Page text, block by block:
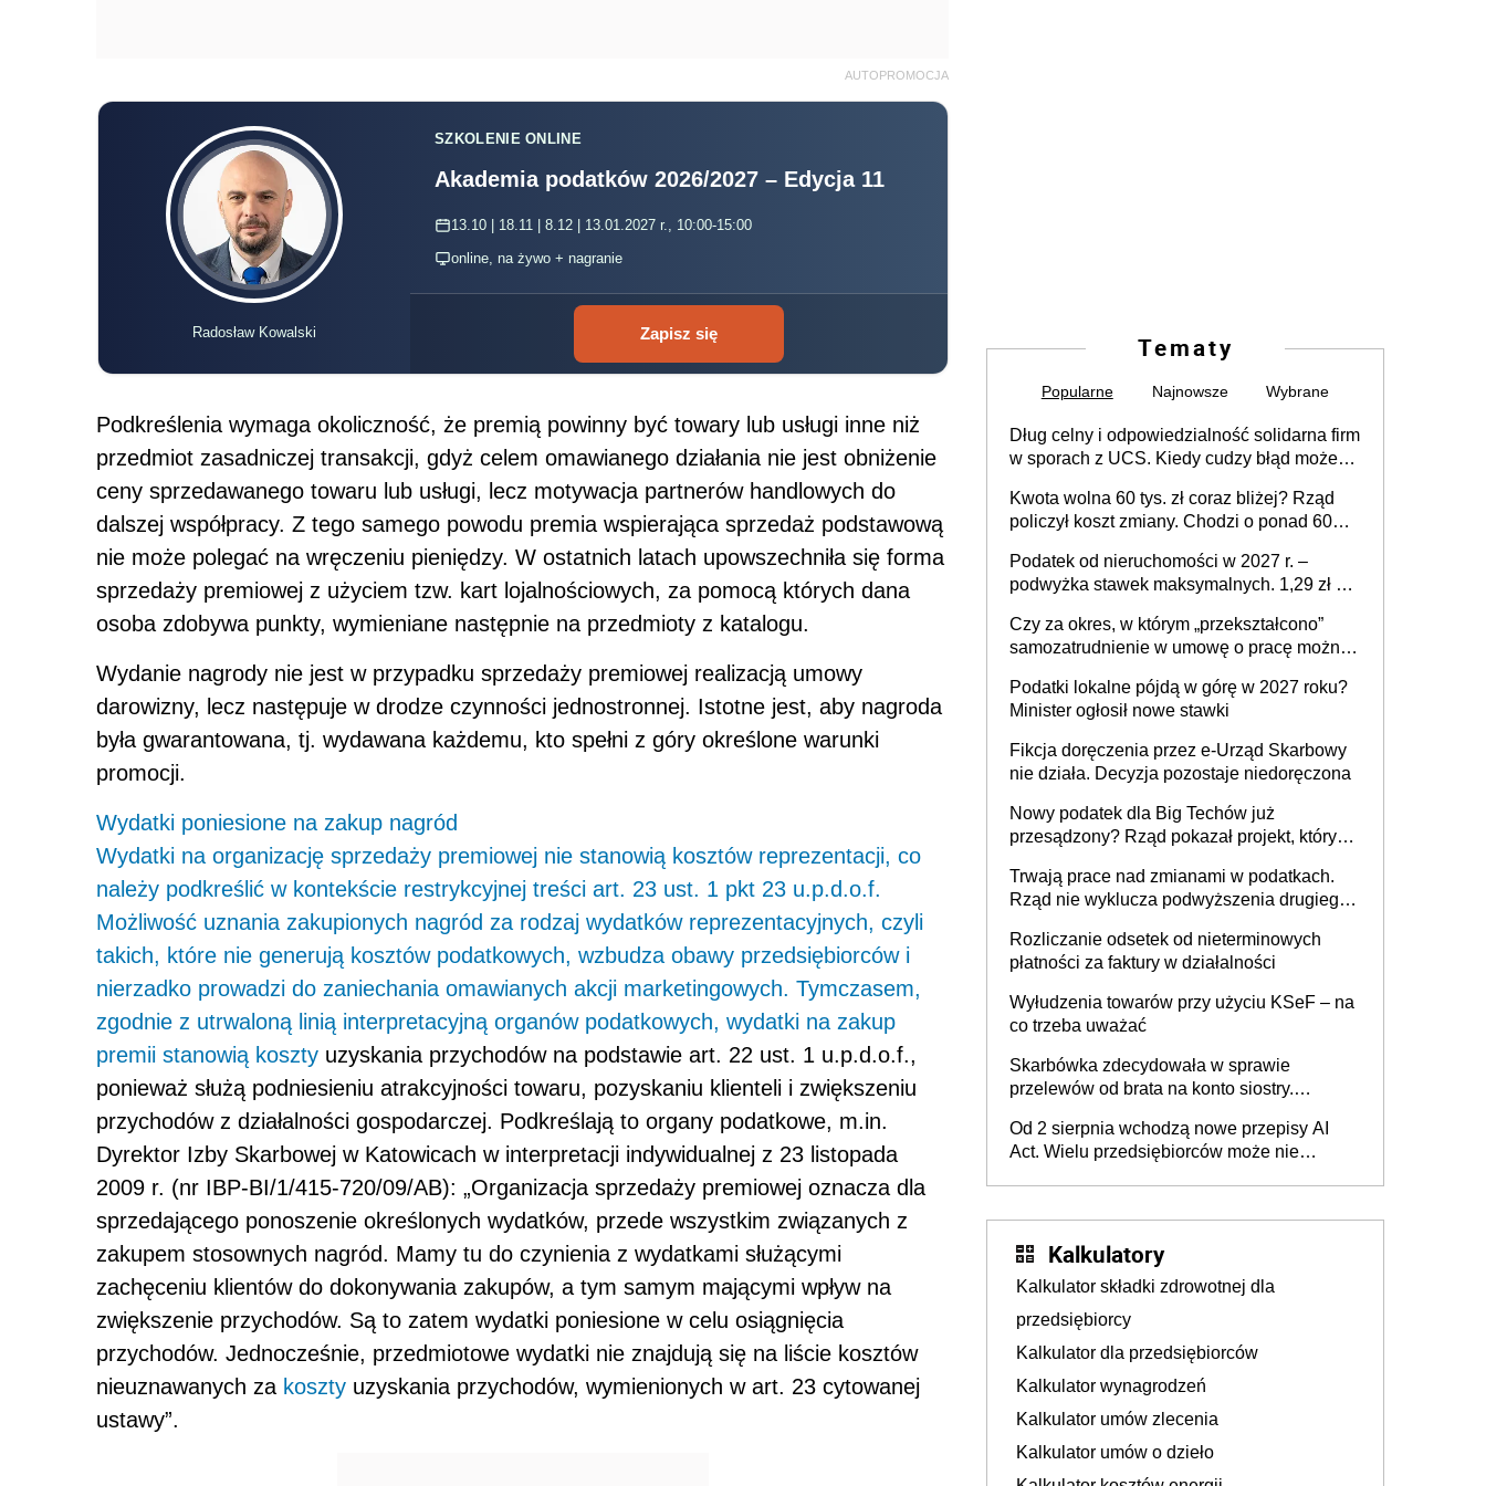
AUTOPROMOCJA
Radosław Kowalski
SZKOLENIE ONLINE
Akademia podatków 2026/2027 – Edycja 11
13.10 | 18.11 | 8.12 | 13.01.2027 r., 10:00-15:00
online, na żywo + nagranie
Zapisz się
Podkreślenia wymaga okoliczność, że premią powinny być towary lub usługi inne niż
przedmiot zasadniczej transakcji, gdyż celem omawianego działania nie jest obniżenie
ceny sprzedawanego towaru lub usługi, lecz motywacja partnerów handlowych do
dalszej współpracy. Z tego samego powodu premia wspierająca sprzedaż podstawową
nie może polegać na wręczeniu pieniędzy. W ostatnich latach upowszechniła się forma
sprzedaży premiowej z użyciem tzw. kart lojalnościowych, za pomocą których dana
osoba zdobywa punkty, wymieniane następnie na przedmioty z katalogu.
Wydanie nagrody nie jest w przypadku sprzedaży premiowej realizacją umowy
darowizny, lecz następuje w drodze czynności jednostronnej. Istotne jest, aby nagroda
była gwarantowana, tj. wydawana każdemu, kto spełni z góry określone warunki
promocji.
Wydatki poniesione na zakup nagród
Wydatki na organizację sprzedaży premiowej nie stanowią kosztów reprezentacji, co
należy podkreślić w kontekście restrykcyjnej treści art. 23 ust. 1 pkt 23 u.p.d.o.f.
Możliwość uznania zakupionych nagród za rodzaj wydatków reprezentacyjnych, czyli
takich, które nie generują kosztów podatkowych, wzbudza obawy przedsiębiorców i
nierzadko prowadzi do zaniechania omawianych akcji marketingowych. Tymczasem,
zgodnie z utrwaloną linią interpretacyjną organów podatkowych, wydatki na zakup
premii stanowią koszty uzyskania przychodów na podstawie art. 22 ust. 1 u.p.d.o.f.,
ponieważ służą podniesieniu atrakcyjności towaru, pozyskaniu klienteli i zwiększeniu
przychodów z działalności gospodarczej. Podkreślają to organy podatkowe, m.in.
Dyrektor Izby Skarbowej w Katowicach w interpretacji indywidualnej z 23 listopada
2009 r. (nr IBP-BI/1/415-720/09/AB): „Organizacja sprzedaży premiowej oznacza dla
sprzedającego ponoszenie określonych wydatków, przede wszystkim związanych z
zakupem stosownych nagród. Mamy tu do czynienia z wydatkami służącymi
zachęceniu klientów do dokonywania zakupów, a tym samym mającymi wpływ na
zwiększenie przychodów. Są to zatem wydatki poniesione w celu osiągnięcia
przychodów. Jednocześnie, przedmiotowe wydatki nie znajdują się na liście kosztów
nieuznawanych za koszty uzyskania przychodów, wymienionych w art. 23 cytowanej
ustawy”.
Tematy
Popularne Najnowsze Wybrane
Dług celny i odpowiedzialność solidarna firm
w sporach z UCS. Kiedy cudzy błąd może
Kwota wolna 60 tys. zł coraz bliżej? Rząd
policzył koszt zmiany. Chodzi o ponad 60
Podatek od nieruchomości w 2027 r. –
podwyżka stawek maksymalnych. 1,29 zł za
budynków i lokali związanych z
prowadzeniem działalności gospodarczej
Czy za okres, w którym „przekształcono”
samozatrudnienie w umowę o pracę można
umowy cywilnoprawnej jedynym
racjonalnym wyjściem
Podatki lokalne pójdą w górę w 2027 roku?
Minister ogłosił nowe stawki
Fikcja doręczenia przez e-Urząd Skarbowy
nie działa. Decyzja pozostaje niedoręczona
Nowy podatek dla Big Techów już
przesądzony? Rząd pokazał projekt, który
Trwają prace nad zmianami w podatkach.
Rząd nie wyklucza podwyższenia drugiego
Rozliczanie odsetek od nieterminowych
płatności za faktury w działalności
Wyłudzenia towarów przy użyciu KSeF – na
co trzeba uważać
Skarbówka zdecydowała w sprawie
przelewów od brata na konto siostry.
darowizna, ale podatku jednak nie będzie
Od 2 sierpnia wchodzą nowe przepisy AI
Act. Wielu przedsiębiorców może nie
Kalkulatory
Kalkulator składki zdrowotnej dla
przedsiębiorcy
Kalkulator dla przedsiębiorców
Kalkulator wynagrodzeń
Kalkulator umów zlecenia
Kalkulator umów o dzieło